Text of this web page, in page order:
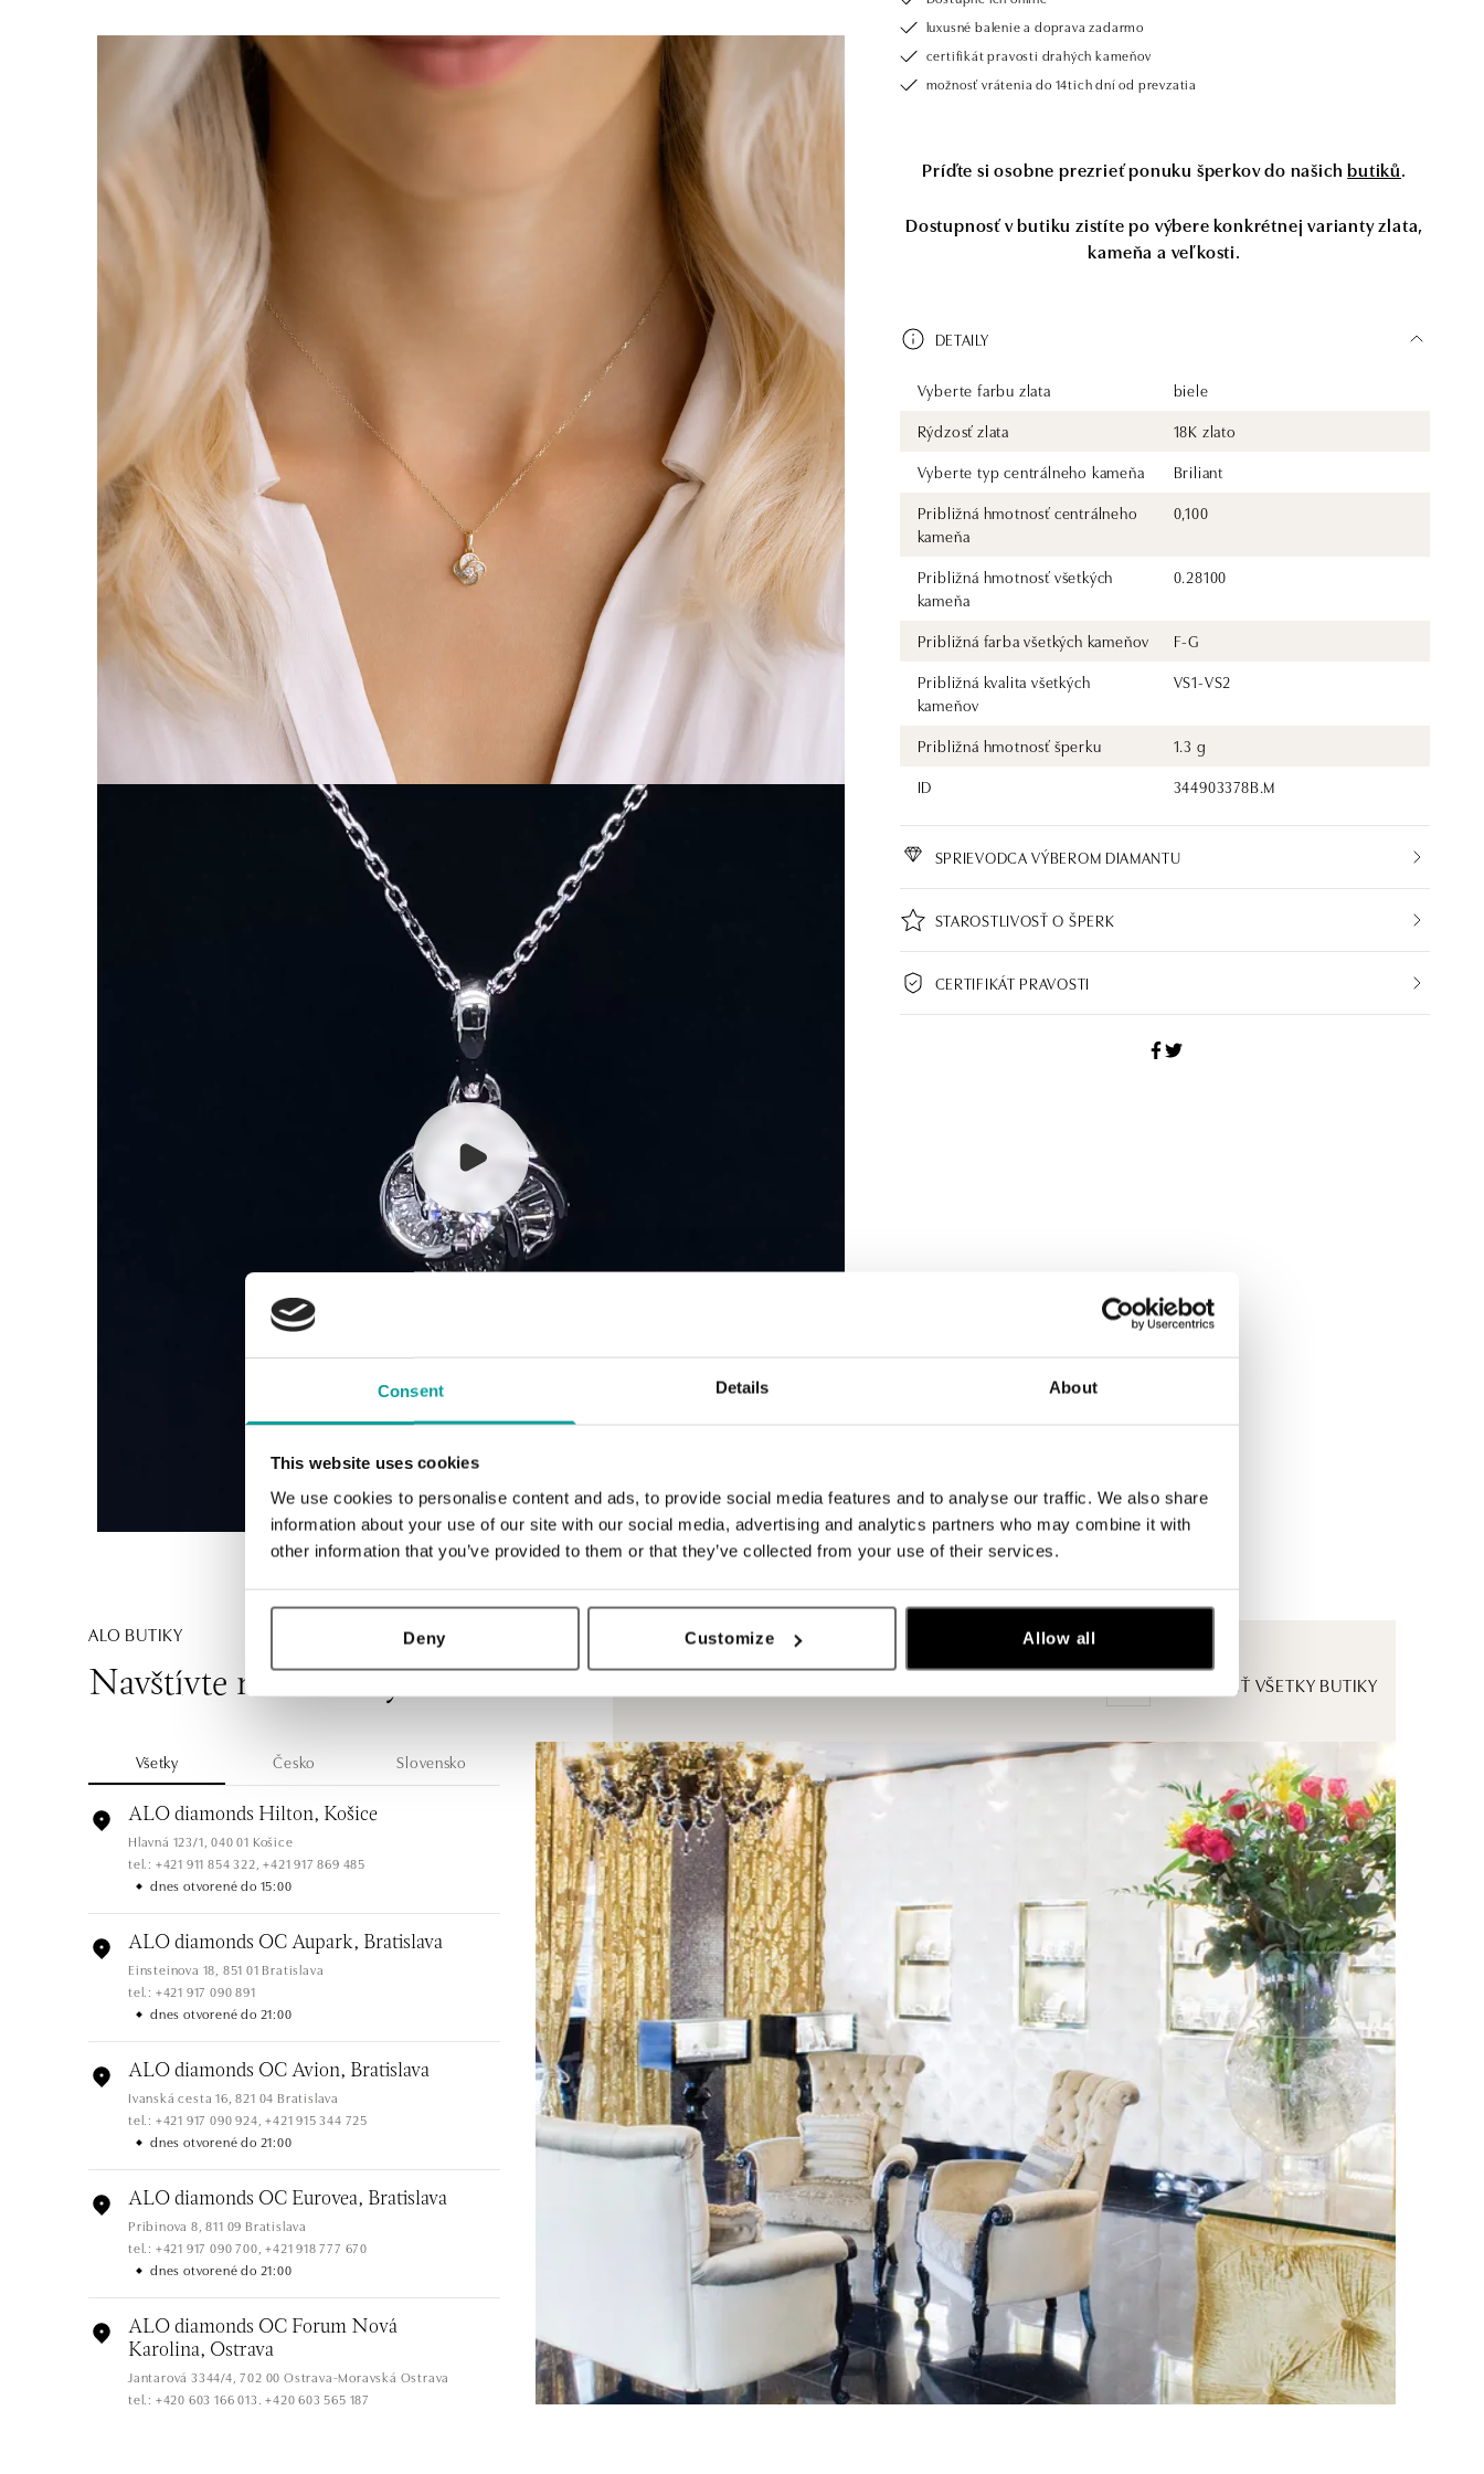
Consent Details About
This website uses cookies
We use cookies to personalise content and ads, to provide social media features and to analyse our traffic. We also share
information about your use of our site with our social media, advertising and analytics partners who may combine it with
other information that you’ve provided to them or that they’ve collected from your use of their services.
Deny Customize Allow all
luxusné balenie a doprava zadarmo
certifikát pravosti drahých kameňov
možnosť vrátenia do 14tich dní od prevzatia
Príďte si osobne prezrieť ponuku šperkov do našichbutiků.
Dostupnosť v butiku zistíte po výbere konkrétnej varianty zlata,
kameňa a veľkosti.
DETAILY
Vyberte farbu zlata
biele
Rýdzosť zlata
18K zlato
Vyberte typ centrálneho kameňa
Briliant
Približná hmotnosť centrálneho
kameňa
0,100
Približná hmotnosť všetkých
kameňa
0.28100
Približná farba všetkých kameňov
F-G
Približná kvalita všetkých
kameňov
VS1-VS2
Približná hmotnosť šperku
1.3 g
ID
344903378B.M
SPRIEVODCA VÝBEROM DIAMANTU
STAROSTLIVOSŤ O ŠPERK
CERTIFIKÁT PRAVOSTI
ALO BUTIKY
Navštívte naše butiky ZOBRAZIŤ VŠETKY BUTIKY
Všetky Česko Slovensko
ALO diamonds Hilton, Košice
Hlavná 123/1, 040 01 Košice
tel.: +421 911 854 322, +421 917 869 485
dnes otvorené do 15:00
ALO diamonds OC Aupark, Bratislava
Einsteinova 18, 851 01 Bratislava
tel.: +421 917 090 891
dnes otvorené do 21:00
ALO diamonds OC Avion, Bratislava
Ivanská cesta 16, 821 04 Bratislava
tel.: +421 917 090 924, +421 915 344 725
dnes otvorené do 21:00
ALO diamonds OC Eurovea, Bratislava
Pribinova 8, 811 09 Bratislava
tel.: +421 917 090 700, +421 918 777 670
dnes otvorené do 21:00
ALO diamonds OC Forum Nová
Karolina, Ostrava
Jantarová 3344/4, 702 00 Ostrava-Moravská Ostrava
tel.: +420 603 166 013, +420 603 565 187